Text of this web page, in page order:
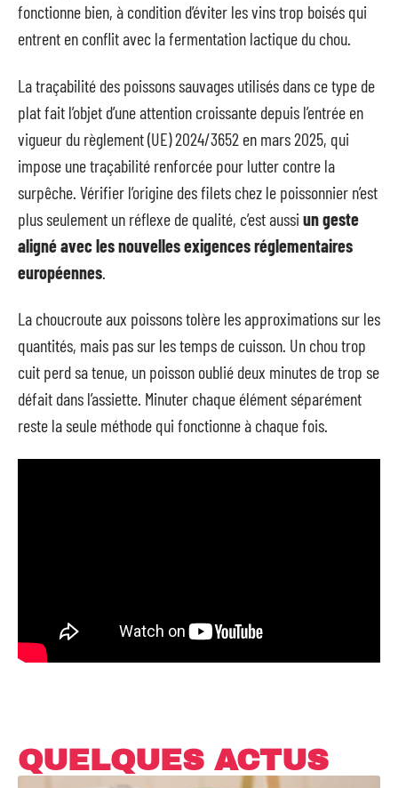
fonctionne bien, à condition d’éviter les vins trop boisés qui
entrent en conflit avec la fermentation lactique du chou.
La traçabilité des poissons sauvages utilisés dans ce type de
plat fait l’objet d’une attention croissante depuis l’entrée en
vigueur du règlement (UE) 2024/3652 en mars 2025, qui
impose une traçabilité renforcée pour lutter contre la
surpêche. Vérifier l’origine des filets chez le poissonnier n’est
plus seulement un réflexe de qualité, c’est aussi un geste
aligné avec les nouvelles exigences réglementaires
européennes
La choucroute aux poissons tolère les approximations sur les
quantités, mais pas sur les temps de cuisson. Un chou trop
cuit perd sa tenue, un poisson oublié deux minutes de trop se
défait dans l’assiette. Minuter chaque élément séparément
reste la seule méthode qui fonctionne à chaque fois.
QUELQUES ACTUS